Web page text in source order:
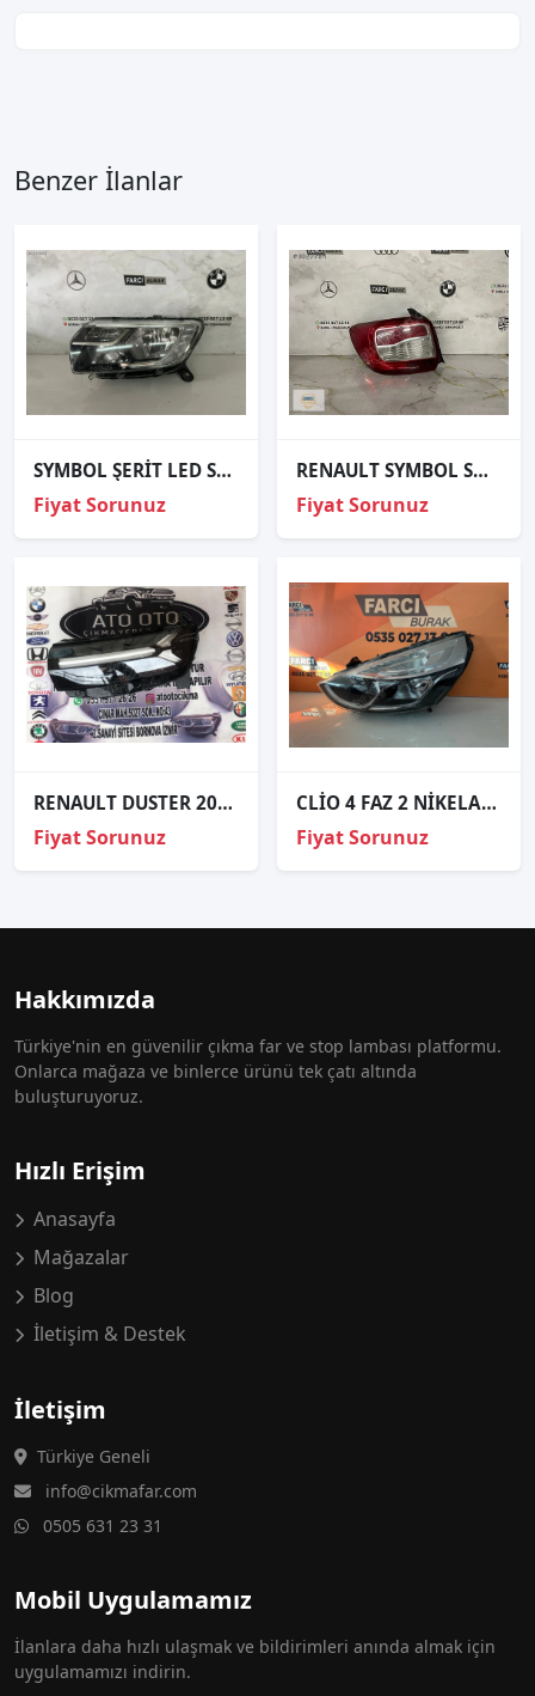
Benzer İlanlar
SYMBOL ŞERİT LED SOL FAR HATASIZ İTHAL
Fiyat Sorunuz
RENAULT SYMBOL SOL STOP ORJİNAL
Fiyat Sorunuz
RENAULT DUSTER 2025 - 2026 ORJİNAL ÇIKMA SOL FAR
Fiyat Sorunuz
CLİO 4 FAZ 2 NİKELAJLI SOL FAR ORJİNAL
Fiyat Sorunuz
Hakkımızda
Türkiye'nin en güvenilir çıkma far ve stop lambası platformu.
Onlarca mağaza ve binlerce ürünü tek çatı altında
buluşturuyoruz.
Hızlı Erişim
Anasayfa
Mağazalar
Blog
İletişim & Destek
İletişim
Türkiye Geneli
info@cikmafar.com
0505 631 23 31
Mobil Uygulamamız
İlanlara daha hızlı ulaşmak ve bildirimleri anında almak için
uygulamamızı indirin.